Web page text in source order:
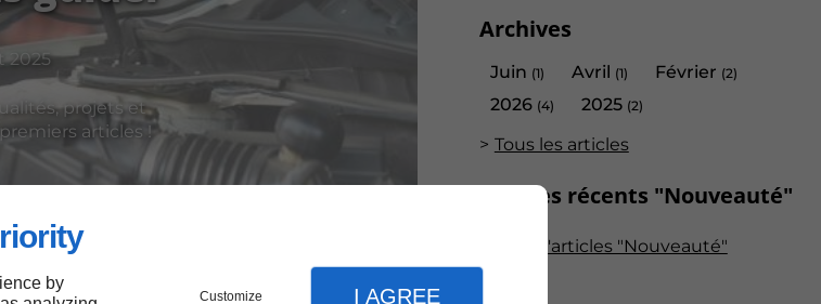
by
Customize I AGREE
Archives
Juin (1) Avril (1) Février (2)
2026 (4) 2025 (2)
Tous les articles
Articles récents "Nouveauté"
Plus d'articles "Nouveauté"
2025
projets et
articles !
d’accéder plus facilement à nos
en respectant les meilleures pratiques